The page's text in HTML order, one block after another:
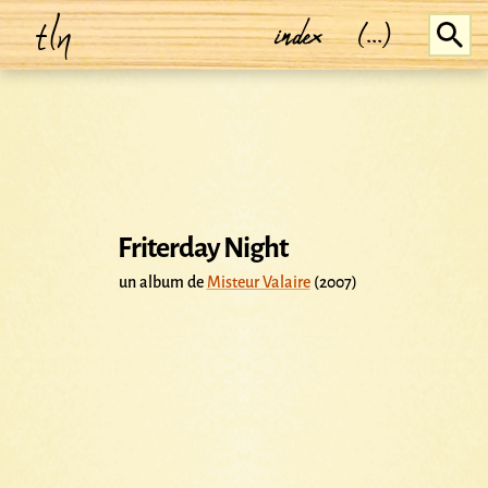
tln index (...)
Friterday Night
un album deMisteur Valaire(2007)